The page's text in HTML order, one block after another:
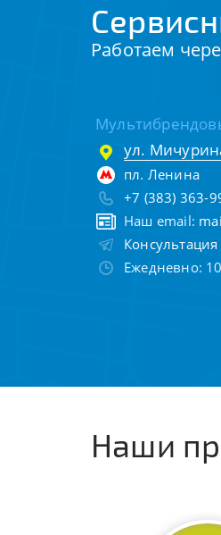
Работаем
ул.
пл. Ленина
+7 (383) 363-
Наш email:
Ежедневно:
Наши